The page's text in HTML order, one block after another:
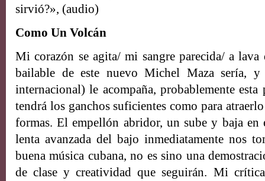
sirvió?», (audio)
Como Un Volcán
Mi corazón se agita/ mi sangre parecida/ a
bailable de este nuevo Michel Maza sería,
internacional) le acompaña, probablemente
tendrá los ganchos suficientes como para
formas. El empellón abridor, un sube y baja en
lenta avanzada del bajo inmediatamente nos
buena música cubana, no es sino una
de clase y creatividad que seguirán. Mi